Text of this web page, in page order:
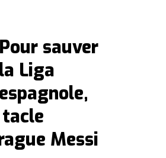
Pour sauver
la Liga
espagnole,
Messi